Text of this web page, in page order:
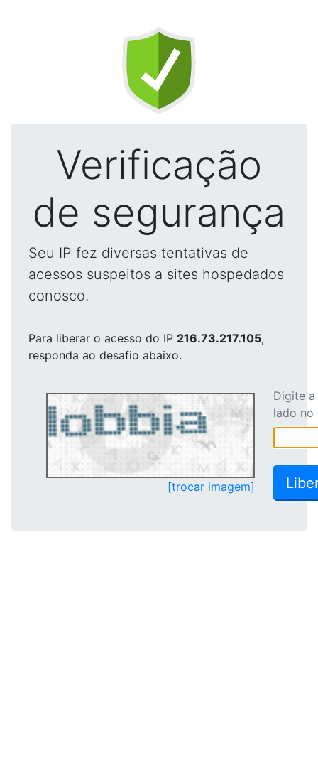
Verificação
de segurança
Seu IP fez diversas tentativas de
acessos suspeitos a sites hospedados
conosco.
Para liberar o acesso do IP 216.73.217.105,
responda ao desafio abaixo.
[trocar imagem]
Digite
lado no